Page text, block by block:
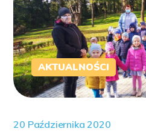
AKTUALNOŚCI
20 Października 2020